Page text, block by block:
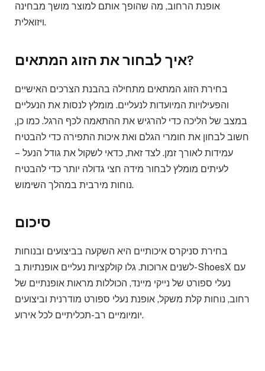
אופנת הרחוב, מה שהופך אותם למוצר מושך מבחינה
ויזואלית.
איך לבחור את הזוג המתאים?
בחירת הזוג המתאים מתחילה בהבנת הצרכים האישיים
והפעילויות המיועדות לנעליים. מומלץ לנסות את הנעליים
במצב של הליכה כדי להרגיש את ההתאמה לכף הרגל. כמו כן,
חשוב לבחון את חומרי הגלם ואת איכות התפירה כדי להבטיח
עמידות לאורך זמן. לצד זאת, כדאי לשקול את גודל הנעל –
לעיתים מומלץ לבחור מידה חצי גדולה יותר כדי להבטיח
נוחות מירבית במהלך השימוש.
סיכום
בחירת סניקרס איכותיים היא השקעה בביצועים ובנוחות
לשנים ארוכות. גלו קולקציות נעליים אופנתיות ב-ShoesX עם
נעלי ספורט של נייקי מיינד, הכוללות מראות אופנתיים של
רחוב, נוחות קלת משקל, אופנת נעלי ספורט מודרנית וביצועים
יומיומיים רב-תכליתיים לכל אירוע.